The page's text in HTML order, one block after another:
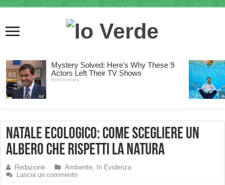
Natale ecologico: come scegliere un
albero che rispetti la natura
Redazione Ambiente,
In Evidenza
Lascia un commento